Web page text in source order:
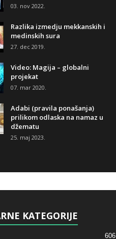
03. nov 2022.
Razlika izmedju mekkanskih i
medinskih sura
27. dec 2019.
Video: Magija – globalni
projekat
07. mar 2020.
Adabi (pravila ponašanja)
prilikom odlaska na namaz u
džematu
25. maj 2023.
KATEGORIJE
606